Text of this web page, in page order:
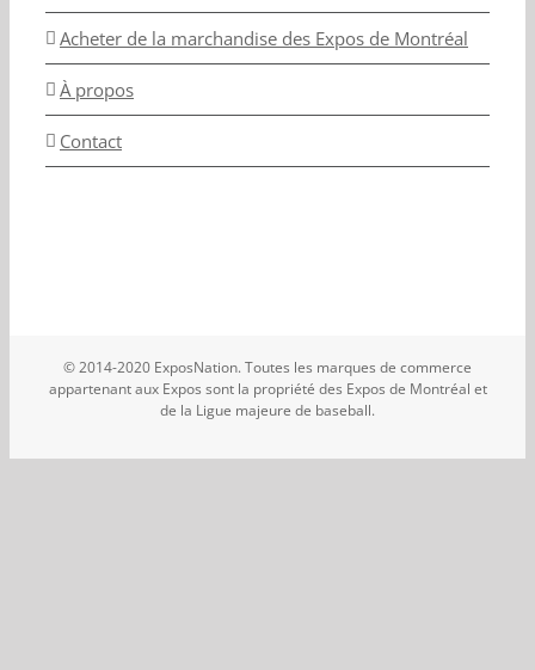
Acheter de la marchandise des Expos de Montréal
À propos
Contact
© 2014-2020 ExposNation. Toutes les marques de commerce
appartenant aux Expos sont la propriété des Expos de Montréal et
de la Ligue majeure de baseball.